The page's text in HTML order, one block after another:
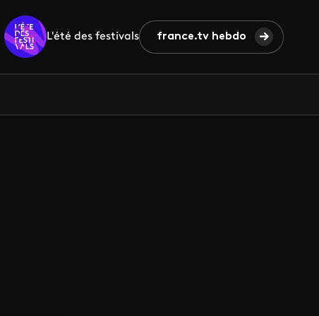
L'été des festivals france.tv hebdo